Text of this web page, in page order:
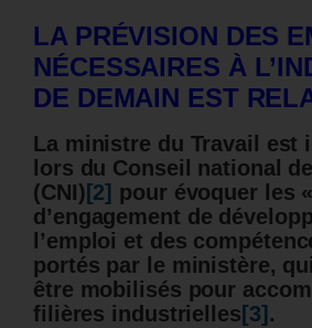
LA PRÉVISION DES
NÉCESSAIRES À
DE DEMAIN EST
La ministre du Travail est
lors du Conseil national
(CNI) [2] pour évoquer les
d’engagement de
l’emploi et des
portés par le ministère,
être mobilisés pour
filières industrielles [3] .